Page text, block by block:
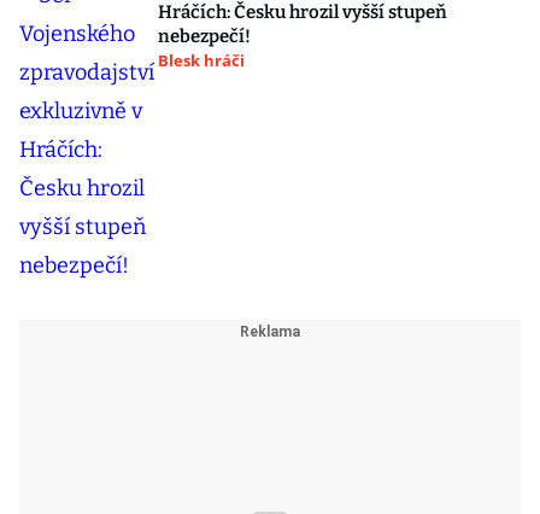
Hráčích: Česku hrozil vyšší stupeň
nebezpečí!
Blesk hráči